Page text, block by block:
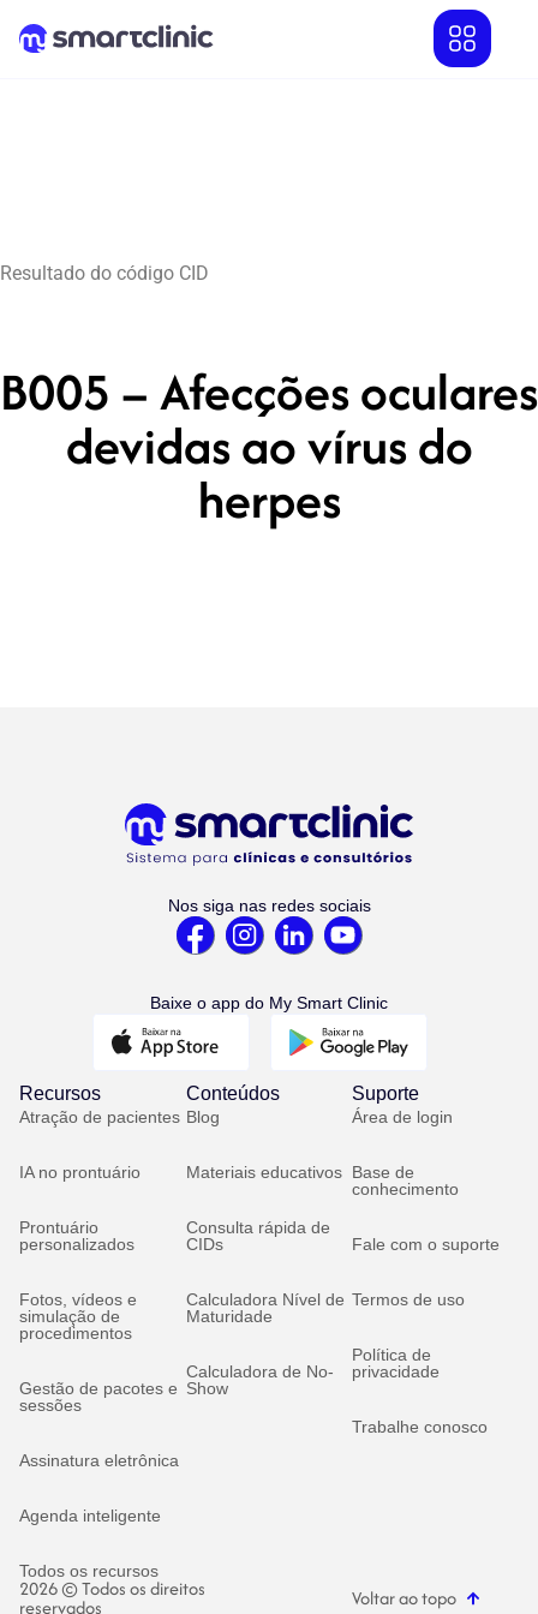
Resultado do código CID
B005 – Afecções oculares
devidas ao vírus do
herpes
Nos siga nas redes sociais
Baixe o app do My Smart Clinic
Recursos
Atração de pacientes
IA no prontuário
Prontuário
personalizados
Fotos, vídeos e
simulação de
procedimentos
Gestão de pacotes e
sessões
Assinatura eletrônica
Agenda inteligente
Todos os recursos
Conteúdos
Blog
Materiais educativos
Consulta rápida de
CIDs
Calculadora Nível de
Maturidade
Calculadora de No-
Show
Suporte
Área de login
Base de
conhecimento
Fale com o suporte
Termos de uso
Política de
privacidade
Trabalhe conosco
2026 © Todos os direitos
reservados Voltar ao topo